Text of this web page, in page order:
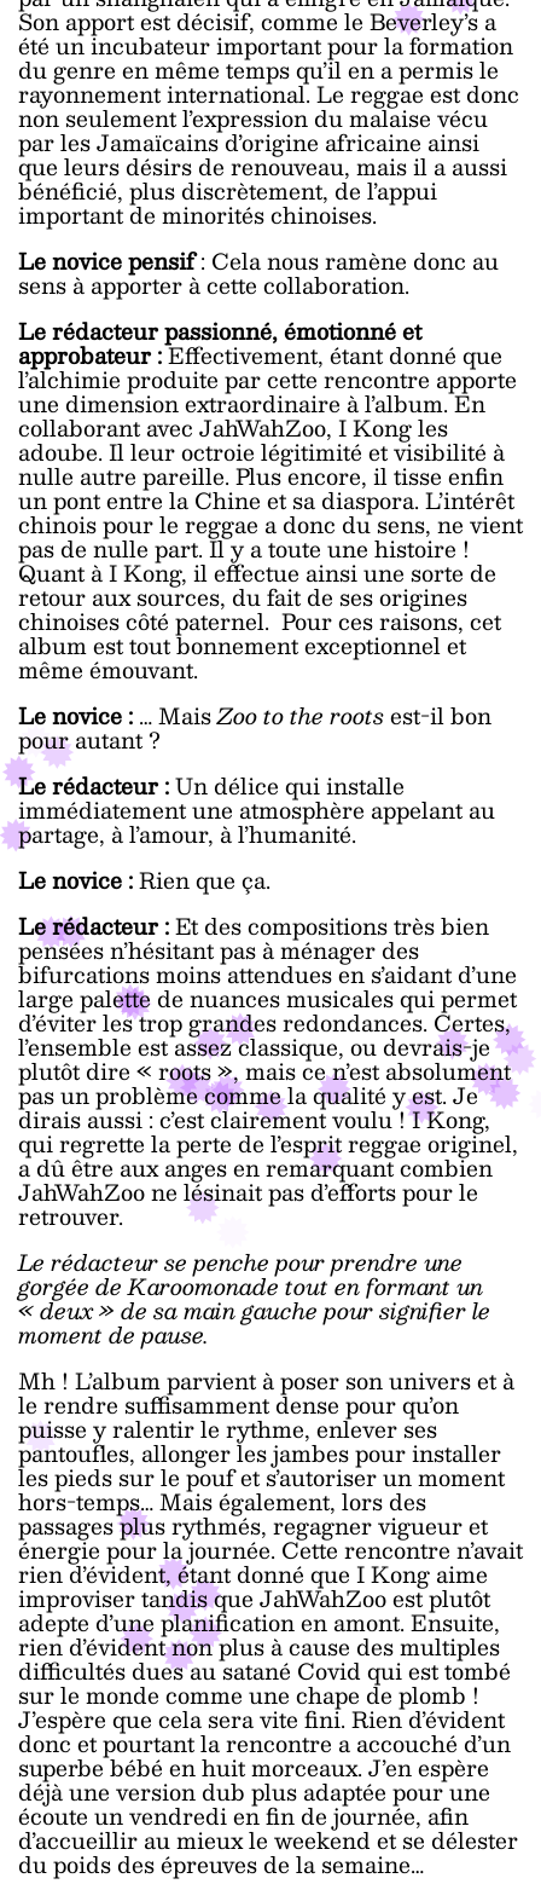
Son apport est décisif, comme le Beverley’s a
été un incubateur important pour la formation
du genre en même temps qu’il en a permis le
rayonnement international. Le reggae est donc
non seulement l’expression du malaise vécu
par les Jamaïcains d’origine africaine ainsi
que leurs désirs de renouveau, mais il a aussi
bénéficié, plus discrètement, de l’appui
important de minorités chinoises.
Le novice pensif: Cela nous ramène donc au
sens à apporter à cette collaboration.
Le rédacteur passionné, émotionné et
approbateur :Effectivement, étant donné que
l’alchimie produite par cette rencontre apporte
une dimension extraordinaire à l’album. En
collaborant avec JahWahZoo, I Kong les
adoube. Il leur octroie légitimité et visibilité à
nulle autre pareille. Plus encore, il tisse enfin
un pont entre la Chine et sa diaspora. L’intérêt
chinois pour le reggae a donc du sens, ne vient
pas de nulle part. Il y a toute une histoire !
Quant à I Kong, il effectue ainsi une sorte de
retour aux sources, du fait de ses origines
chinoises côté paternel. Pour ces raisons, cet
album est tout bonnement exceptionnel et
même émouvant.
Le novice :… MaisZoo to the rootsest-il bon
pour autant ?
Le rédacteur :Un délice qui installe
immédiatement une atmosphère appelant au
partage, à l’amour, à l’humanité.
Le novice :Rien que ça.
Le rédacteur :Et des compositions très bien
pensées n’hésitant pas à ménager des
bifurcations moins attendues en s’aidant d’une
large palette de nuances musicales qui permet
d’éviter les trop grandes redondances. Certes,
l’ensemble est assez classique, ou devrais-je
plutôt dire « roots », mais ce n’est absolument
pas un problème comme la qualité y est. Je
dirais aussi : c’est clairement voulu ! I Kong,
qui regrette la perte de l’esprit reggae originel,
a dû être aux anges en remarquant combien
JahWahZoo ne lésinait pas d’efforts pour le
retrouver.
Le rédacteur se penche pour prendre une
gorgée de Karoomonade tout en formant un
« deux » de sa main gauche pour signifier le
moment de pause.
Mh ! L’album parvient à poser son univers et à
le rendre suffisamment dense pour qu’on
puisse y ralentir le rythme, enlever ses
pantoufles, allonger les jambes pour installer
les pieds sur le pouf et s’autoriser un moment
hors-temps… Mais également, lors des
passages plus rythmés, regagner vigueur et
énergie pour la journée. Cette rencontre n’avait
rien d’évident, étant donné que I Kong aime
improviser tandis que JahWahZoo est plutôt
adepte d’une planification en amont. Ensuite,
rien d’évident non plus à cause des multiples
difficultés dues au satané Covid qui est tombé
sur le monde comme une chape de plomb !
J’espère que cela sera vite fini. Rien d’évident
donc et pourtant la rencontre a accouché d’un
superbe bébé en huit morceaux. J’en espère
déjà une version dub plus adaptée pour une
écoute un vendredi en fin de journée, afin
d’accueillir au mieux le weekend et se délester
du poids des épreuves de la semaine…